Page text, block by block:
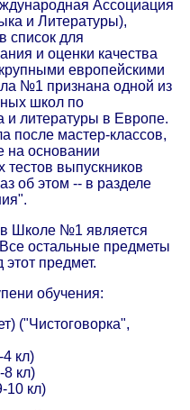
Ассоциация
и Литературы),
список для
и оценки качества
европейскими
№1 признана одной из
школ по
и литературы в Европе.
мастер-классов,
на основании
тестов выпускников
об этом -- в разделе
Школе №1 является
остальные предметы
предмет.
обучения:
("Чистоговорка",
кл)
8 кл)
10 кл)